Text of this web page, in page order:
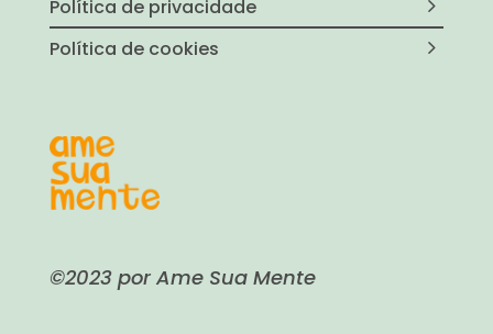
Política de privacidade
Política de cookies
©2023 por Ame Sua Mente